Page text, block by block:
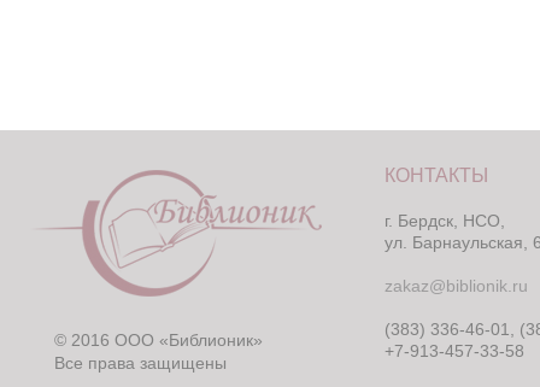
© 2016 ООО «Библионик»
Все права защищены
КОНТАКТЫ
г. Бердск, НСО,
ул. Барнаульская,
zakaz@biblionik.ru
(383) 336-46-01,
+7-913-457-33-58